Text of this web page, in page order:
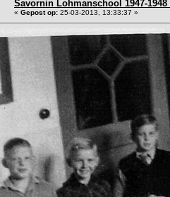
Savornin Lohmanschool 1947-1948
« Gepost op: 25-03-2013, 13:33:37 »